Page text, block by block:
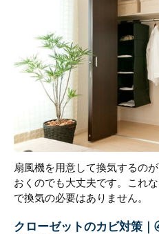
扇風機を用意して換気するの
おくのでも大丈夫です。これ
で換気の必要はありません。
クローゼットのカビ対策